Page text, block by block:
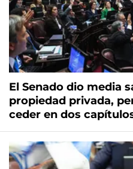
El Senado dio media
propiedad privada,
ceder en dos